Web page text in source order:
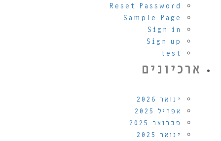
Reset Password
Sample Page
Sign in
Sign up
test
ארכיונים
ינואר 2026
אפריל 2025
פברואר 2025
ינואר 2025